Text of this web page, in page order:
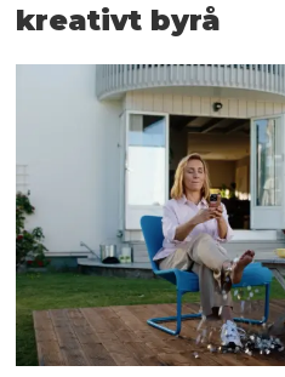
kreativt byrå